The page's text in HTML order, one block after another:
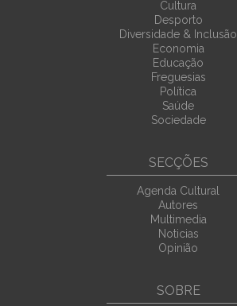
Cultura
Desporto
Diversidade & Inclusão
Economia
Educação
Freguesias
Política
Saúde
Sociedade
SECÇÕES
Agenda Cultural
Autores
Multimedia
Noticias
Opinião
SOBRE